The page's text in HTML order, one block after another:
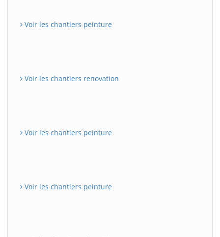
Voir les chantiers peinture
Voir les chantiers renovation
Voir les chantiers peinture
Voir les chantiers peinture